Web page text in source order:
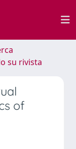
su rivista
of